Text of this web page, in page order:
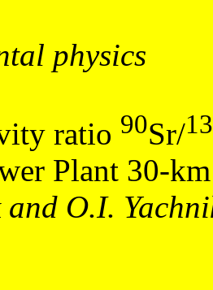
physics
ratio 90Sr/
Plant 30-
O.I.